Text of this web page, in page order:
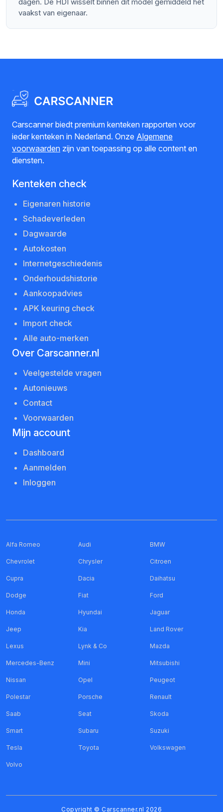
vaakst van eigenaar.
Carscanner biedt premium kenteken rapporten voor
ieder kenteken in Nederland. Onze Algemene
voorwaarden zijn van toepassing op alle content en
diensten.
Kenteken check
Eigenaren historie
Schadeverleden
Dagwaarde
Autokosten
Internetgeschiedenis
Onderhoudshistorie
Aankoopadvies
APK keuring check
Import check
Alle auto-merken
Over Carscanner.nl
Veelgestelde vragen
Autonieuws
Contact
Voorwaarden
Mijn account
Dashboard
Aanmelden
Inloggen
Alfa Romeo Audi BMW
Chevrolet Chrysler Citroen
Cupra Dacia Daihatsu
Dodge Fiat Ford
Honda Hyundai Jaguar
Jeep Kia Land Rover
Lexus Lynk & Co Mazda
Mercedes-Benz Mini Mitsubishi
Nissan Opel Peugeot
Polestar Porsche Renault
Saab Seat Skoda
Smart Subaru Suzuki
Tesla Toyota Volkswagen
Volvo
Copyright © Carscanner.nl 2026